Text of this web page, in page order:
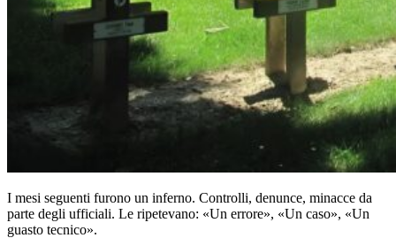
I mesi seguenti furono un inferno. Controlli, denunce, minacce da
parte degli ufficiali. Le ripetevano: «Un errore», «Un caso», «Un
guasto tecnico».